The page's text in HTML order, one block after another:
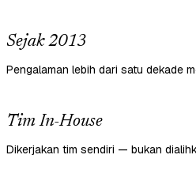
Sejak 2013
Pengalaman lebih dari satu dekade
Tim In-House
Dikerjakan tim sendiri — bukan